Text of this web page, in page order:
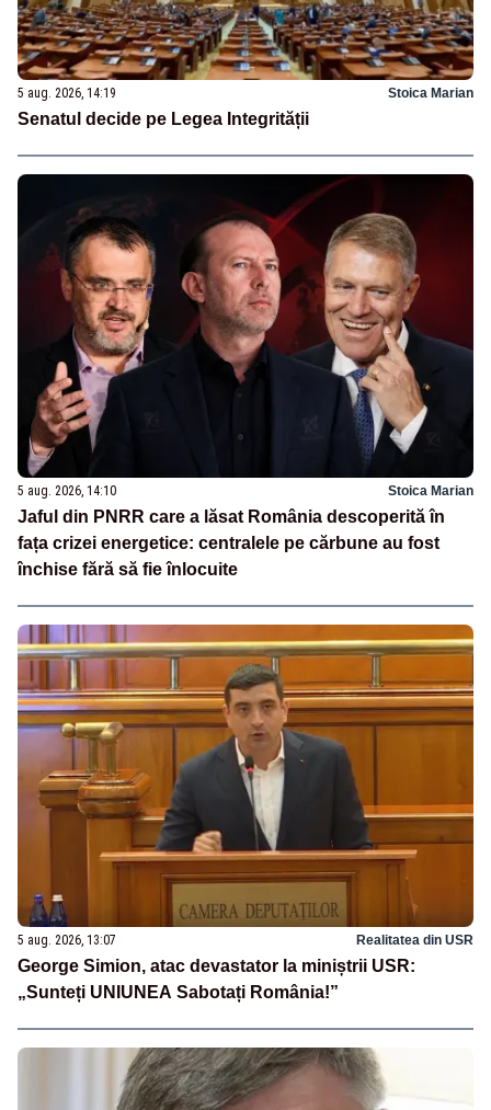
5 aug. 2026, 14:19 Stoica Marian
Senatul decide pe Legea Integrității
5 aug. 2026, 14:10 Stoica Marian
Jaful din PNRR care a lăsat România descoperită în
fața crizei energetice: centralele pe cărbune au fost
închise fără să fie înlocuite
5 aug. 2026, 13:07 Realitatea din USR
George Simion, atac devastator la miniștrii USR:
„Sunteți UNIUNEA Sabotați România!”